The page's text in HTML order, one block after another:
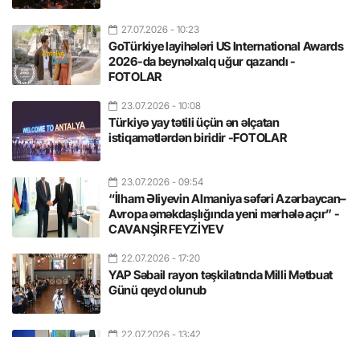
27.07.2026 - 10:23
GoTürkiye layihələri US International Awards
2026-da beynəlxalq uğur qazandı -
FOTOLAR
23.07.2026 - 10:08
Türkiyə yay tətili üçün ən əlçatan
istiqamətlərdən biridir -FOTOLAR
23.07.2026 - 09:54
“İlham Əliyevin Almaniya səfəri Azərbaycan–
Avropa əməkdaşlığında yeni mərhələ açır” -
CAVANŞİR FEYZİYEV
22.07.2026 - 17:20
YAP Səbail rayon təşkilatında Milli Mətbuat
Günü qeyd olunub
22.07.2026 - 13:42